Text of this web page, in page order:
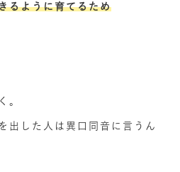
るように育てるため
。
出した人は異口同音に言うん